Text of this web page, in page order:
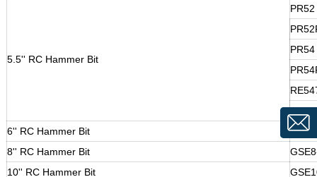
5.5'' RC Hammer Bit
PR52
PR54
6'' RC Hammer Bit
8'' RC Hammer Bit
10'' RC Hammer Bit